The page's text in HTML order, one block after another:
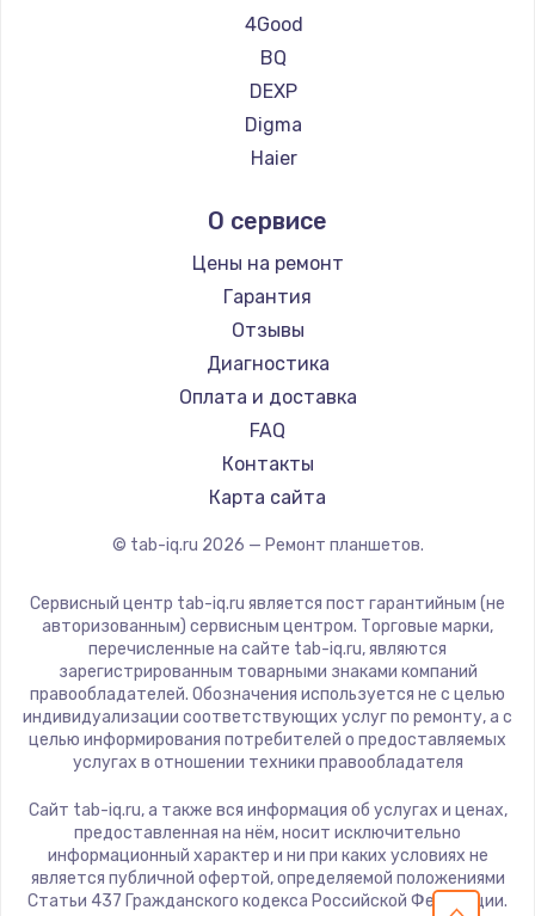
Ремонт планшетов CHUWI
4Good
BQ
DEXP
Digma
Haier
Prestigio
Microsoft
BlackView
Aquarius
Philips
Dell
HP
Getac
ZTE
CHUWI
О сервисе
Цены на ремонт
Гарантия
Отзывы
Диагностика
Оплата и доставка
FAQ
Контакты
Карта сайта
© tab-iq.ru 2026 — Ремонт планшетов.
Сервисный центр tab-iq.ru является пост гарантийным (не
авторизованным) сервисным центром. Торговые марки,
перечисленные на сайте tab-iq.ru, являются
зарегистрированным товарными знаками компаний
правообладателей. Обозначения используется не с целью
индивидуализации соответствующих услуг по ремонту, а с
целью информирования потребителей о предоставляемых
услугах в отношении техники правообладателя
Сайт tab-iq.ru, а также вся информация об услугах и ценах,
предоставленная на нём, носит исключительно
информационный характер и ни при каких условиях не
является публичной офертой, определяемой положениями
Статьи 437 Гражданского кодекса Российской Федерации.